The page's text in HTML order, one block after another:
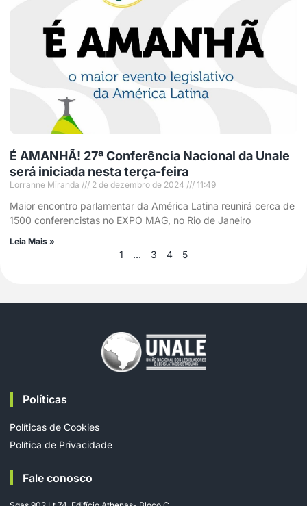
É AMANHÃ! 27ª Conferência Nacional da Unale
será iniciada nesta terça-feira
Lorranne Miranda 2 de dezembro de 2024 11:49
Maior encontro parlamentar da América Latina reunirá cerca de
1500 conferencistas no EXPO MAG, no Rio de Janeiro
Leia Mais »
1 … 3 4 5
Políticas
Políticas de Cookies
Política de Privacidade
Fale conosco